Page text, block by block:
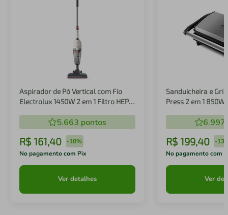
Aspirador de Pó Vertical com Fio
Electrolux 1450W 2 em 1 Filtro HEPA
5.663 pontos
R$ 161,40 -10%
No pagamento com Pix
Ver detalhes
Sanduicheira e
Press 2 em 1 850W
6.997
R$ 199,40 -
No pagamento com
Ver